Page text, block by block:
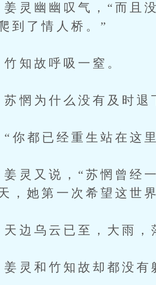
灵幽幽叹气，“而且没
到了情人桥。”
知故呼吸一窒。
惘为什么没有及时退
都已经重生站在这里
灵又说，“苏惘曾经一
，她第一次希望这世
边乌云已至，大雨，
灵和竹知故却都没有